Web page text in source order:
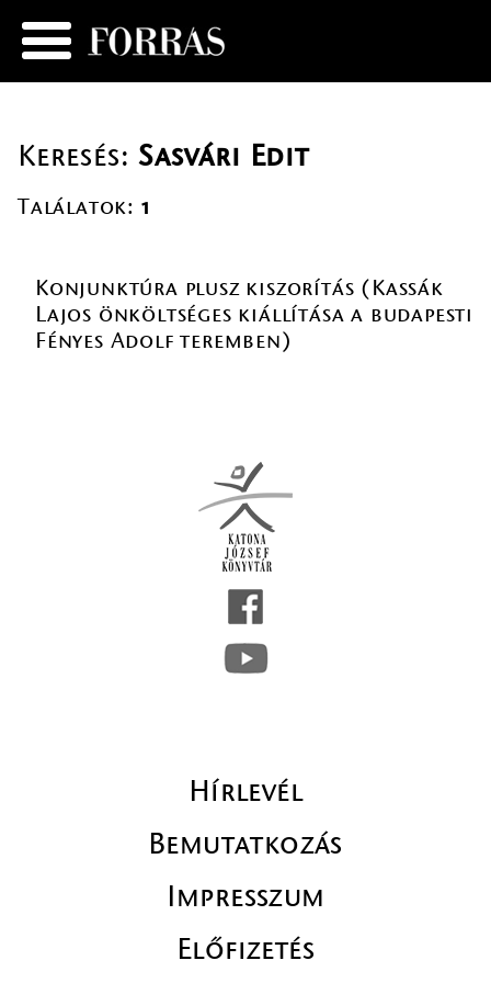
Keresés:Sasvári Edit
Találatok: 1
Konjunktúra plusz kiszorítás (Kassák
Lajos önköltséges kiállítása a budapesti
Fényes Adolf teremben)
Hírlevél
Bemutatkozás
Impresszum
Előfizetés